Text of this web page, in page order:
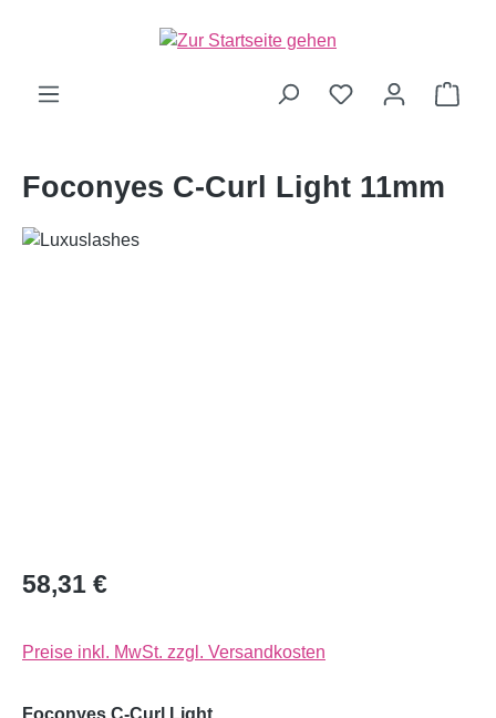
Foconyes C-Curl Light 11mm
58,31 €
Preise inkl. MwSt. zzgl. Versandkosten
Foconyes C-Curl Lightauswählen